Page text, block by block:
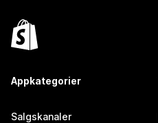
Appkategorier
Salgskanaler